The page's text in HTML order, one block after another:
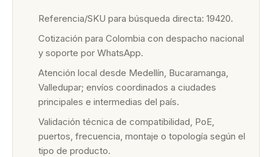
Referencia/SKU para búsqueda directa: 19420.
Cotización para Colombia con despacho nacional
y soporte por WhatsApp.
Atención local desde Medellín, Bucaramanga,
Valledupar; envíos coordinados a ciudades
principales e intermedias del país.
Validación técnica de compatibilidad, PoE,
puertos, frecuencia, montaje o topología según el
tipo de producto.